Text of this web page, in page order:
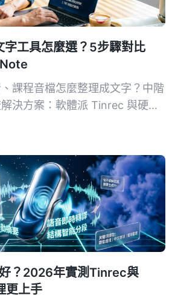
工具怎麼選？5步驟對比
課程音檔怎麼整理成文字？中階
決方案：軟體派 Tinrec 與硬體
音轉文字工具。
？2026年實測Tinrec與
更上手